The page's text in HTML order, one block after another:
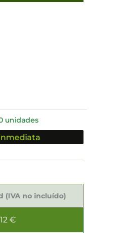
unidades
(IVA no incluído)
€